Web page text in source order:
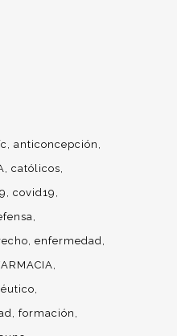
anticoncepción
católicos
covid19
enfermedad
formación